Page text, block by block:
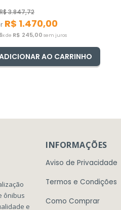
3.847,72
R$ 1.470,00
6x de R$ 245,00 sem juros
AO CARRINHO
ônibus
e
INFORMAÇÕES
Aviso de Privacidade
Termos e Condições
Como Comprar